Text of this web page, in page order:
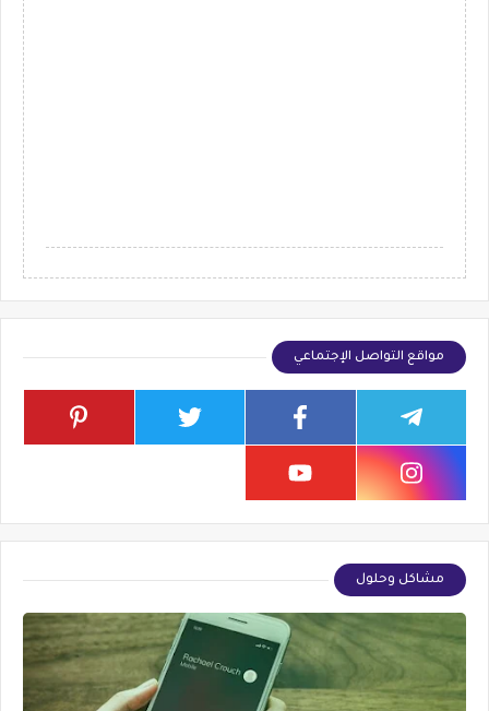
مواقع التواصل الإجتماعي
مشاكل وحلول